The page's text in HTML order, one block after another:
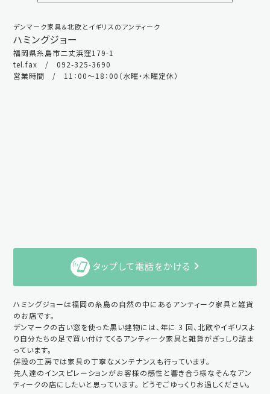
デンマーク家具＆北欧とイギリスのアンティーク
ハミングジョー
福岡県糸島市二丈浜窪179-1
tel.fax / 092-325-3690
営業時間 / 11：00～18：00（水曜・木曜定休）
タップして電話をかける
ハミングジョーは福岡の糸島の自然の中にあるアンティーク家具と雑貨
のお店です。
デンマークの古い窓を使った黒い建物には、年に 3 回、北欧やイギリスよ
り自分たちの足で買い付けてくるアンティーク家具と雑貨がぎっしり詰ま
っています。
併設の工房では家具の丁寧なメンテナンスも行っています。
先人達のインスピレーションがお客様の感性と響き合う様なそんなアン
ティークの店にしたいと思っています。 どうぞごゆっくりお過しください。